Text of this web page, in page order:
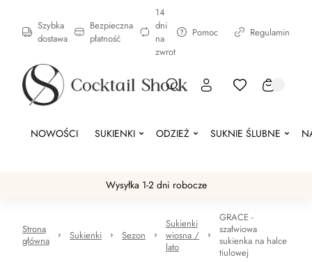
Szybka
dostawa
Bezpieczna
płatność
14
dni
na
zwrot
Pomoc Regulamin
NOWOŚCI SUKIENKI ODZIEŻ SUKNIE ŚLUBNE
Wysyłka 1-2 dni robocze
Strona
główna
Sukienki Sezon
Sukienki
wiosna /
lato
GRACE -
szałwiowa
sukienka na halce
tiulowej